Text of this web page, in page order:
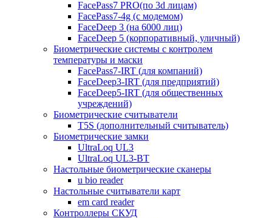
FacePass7 PRO(по 3d лицам)
FacePass7-4g (с модемом)
FaceDeep 3 (на 6000 лиц)
FaceDeep 5 (корпоративный, уличный)
Биометрические системы с контролем
температуры и маски
FacePass7-IRT (для компаний)
FaceDeep3-IRT (для предприятий)
FaceDeep5-IRT (для общественных
учреждений)
Биометрические считыватели
T5S (дополнительный считыватель)
Биометрические замки
UltraLoq UL3
UltraLoq UL3-BT
Настольные биометрические сканеры
u bio reader
Настольные считыватели карт
em card reader
Контроллеры СКУД